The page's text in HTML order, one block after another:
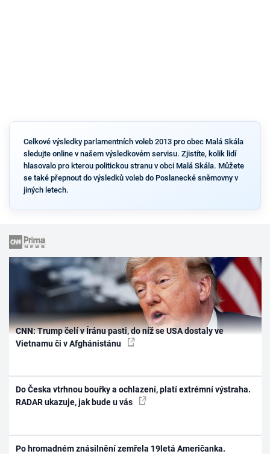
Celkové výsledky parlamentních voleb 2013 pro obec Malá Skála
sledujte online v našem výsledkovém servisu. Zjistíte, kolik lidí
hlasovalo pro kterou politickou stranu v obci Malá Skála. Můžete
se také přepnout do výsledků voleb do Poslanecké sněmovny v
jiných letech.
CNN: Trump čelí v Íránu pasti, do níž se USA dostaly ve
Vietnamu či v Afghánistánu
Do Česka vtrhnou bouřky a ochlazení, platí extrémní výstraha.
RADAR ukazuje, jak bude u vás
Po hromadném znásilnění zemřela 19letá Američanka.